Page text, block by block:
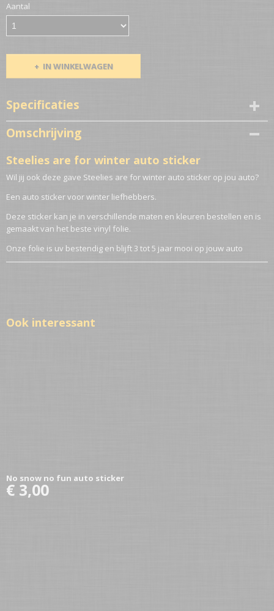
Aantal
IN WINKELWAGEN
Specificaties
Netto gewicht
0,10 Kg
Omschrijving
Steelies are for winter auto sticker
Wil jij ook deze gave Steelies are for winter auto sticker op jou auto?
Een auto sticker voor winter liefhebbers.
Deze sticker kan je in verschillende maten en kleuren bestellen en is
gemaakt van het beste vinyl folie.
Onze folie is uv bestendig en blijft 3 tot 5 jaar mooi op jouw auto
Ook interessant
No snow no fun auto sticker
€ 3,00